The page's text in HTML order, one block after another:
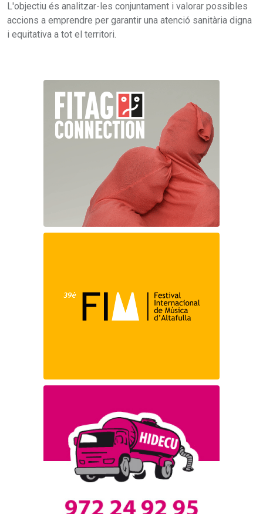
L'objectiu és analitzar-les conjuntament i valorar possibles
accions a emprendre per garantir una atenció sanitària digna
i equitativa a tot el territori.